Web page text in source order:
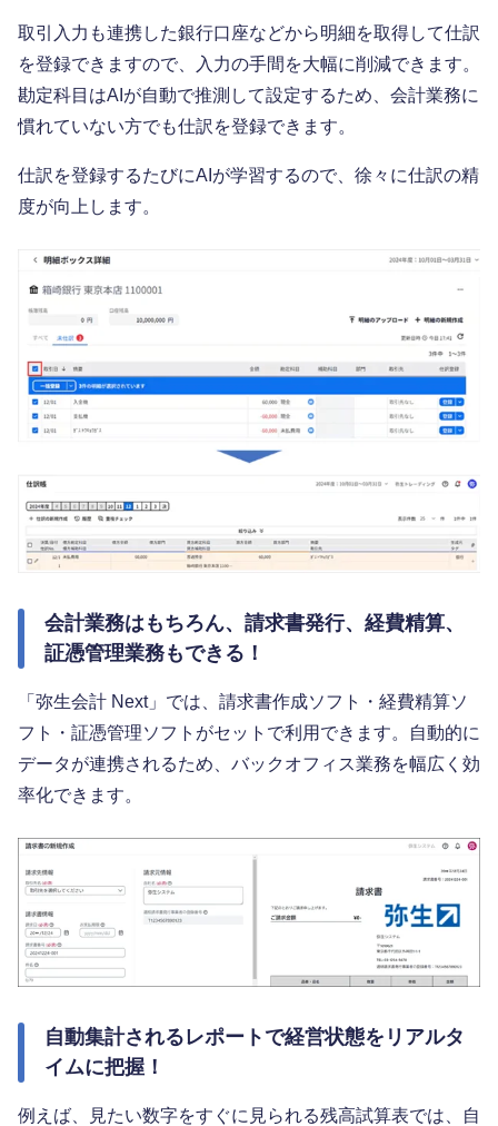
取引入力も連携した銀行口座などから明細を取得して仕訳
を登録できますので、入力の手間を大幅に削減できます。
勘定科目はAIが自動で推測して設定するため、会計業務に
慣れていない方でも仕訳を登録できます。
仕訳を登録するたびにAIが学習するので、徐々に仕訳の精
度が向上します。
会計業務はもちろん、請求書発行、経費精算、
証憑管理業務もできる！
「弥生会計 Next」では、請求書作成ソフト・経費精算ソ
フト・証憑管理ソフトがセットで利用できます。自動的に
データが連携されるため、バックオフィス業務を幅広く効
率化できます。
自動集計されるレポートで経営状態をリアルタ
イムに把握！
例えば、見たい数字をすぐに見られる残高試算表では、自